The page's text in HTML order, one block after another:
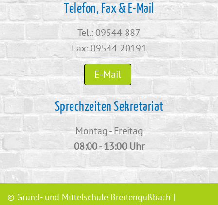
Telefon, Fax & E-Mail
Tel.: 09544 887
Fax: 09544 20191
E-Mail
Sprechzeiten Sekretariat
Montag - Freitag
08:00 - 13:00 Uhr
© Grund- und Mittelschule Breitengüßbach |